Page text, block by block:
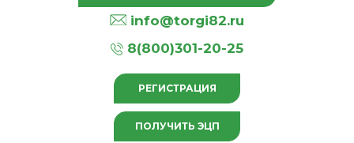
info@torgi82.ru
8(800)301-20-25
РЕГИСТРАЦИЯ
ПОЛУЧИТЬ ЭЦП